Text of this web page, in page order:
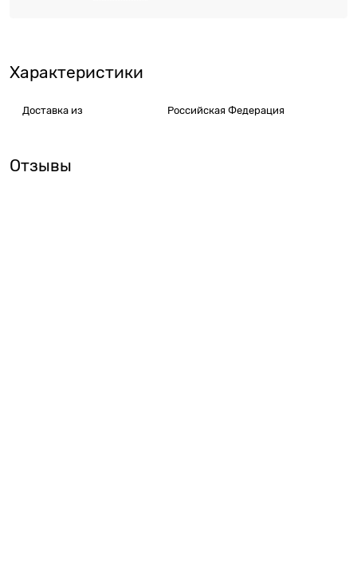
Характеристики
Доставка из Российская Федерация
Отзывы